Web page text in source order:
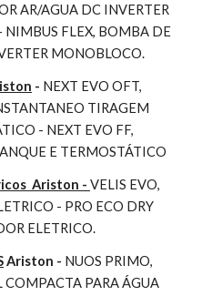
AR/AGUA DC INVERTER
NIMBUS FLEX, BOMBA DE
MONOBLOCO.
- NEXT EVO OFT,
TIRAGEM
- NEXT EVO FF,
E TERMOSTÁTICO
Ariston - VELIS EVO,
- PRO ECO DRY
ELETRICO.
Ariston - NUOS PRIMO,
PARA ÁGUA